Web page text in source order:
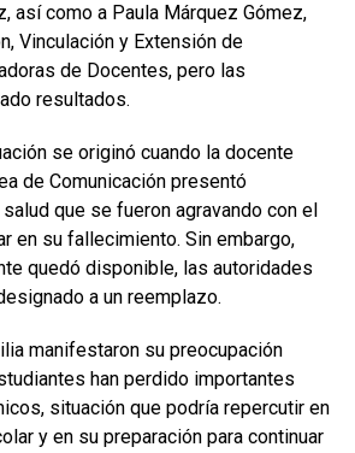
así como a Paula Márquez Gómez,
Vinculación y Extensión de
de Docentes, pero las
resultados.
se originó cuando la docente
de Comunicación presentó
que se fueron agravando con el
en su fallecimiento. Sin embargo,
quedó disponible, las autoridades
a un reemplazo.
manifestaron su preocupación
han perdido importantes
situación que podría repercutir en
y en su preparación para continuar